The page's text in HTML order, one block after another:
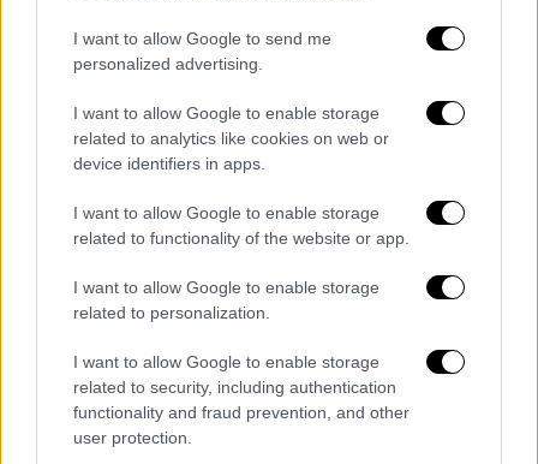
I want to allow Google to send me
personalized advertising.
I want to allow Google to enable storage
related to analytics like cookies on web or
device identifiers in apps.
I want to allow Google to enable storage
related to functionality of the website or app.
I want to allow Google to enable storage
related to personalization.
I want to allow Google to enable storage
related to security, including authentication
functionality and fraud prevention, and other
user protection.
Ότι εσφαλμένα και τα δύο δικαστήρια
ΜΟΕ και ΜΟΔ αναφέρουν ότι υφίστανται
παλμικά αποτυπώματα στο σίδερο, ενώ
ρητά το σχετικό έγγραφο αναφέρει ότι
υπάρχει μόνο ένα αποτύπωμα και αυτό
στη βάση του σίδερου, όχι στο σίδερο.
Το μοναδικό αποτύπωμα ανήκει στον
ημεδαπός κατηγορούμενος έχει
ανευρεθεί στη βάση του σίδερου. Ο
ημεδαπός διατείνεται μάλιστα ότι
υφίσταται ακυρότητα διότι δεν
αναγνώστηκε έγγραφο σχετικά με
αποτυπώματα στο σίδερο αλλά